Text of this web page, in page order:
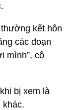
kết hôn
các đoạn
mình”, cô
bị xem là
khác.